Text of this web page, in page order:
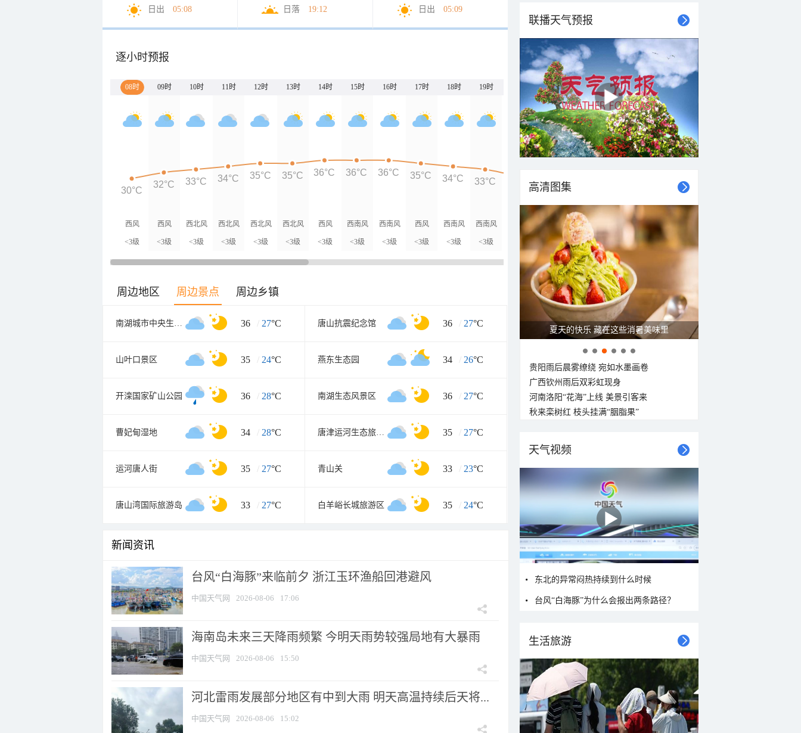
日出 05:08 日落 19:12 日出 05:09
逐小时预报
08时 09时 10时 11时 12时 13时 14时 15时 16时 17时 18时 19时 21时 22时 23时 00时 01时
西风
<3级
西风
<3级
西北风
<3级
西北风
<3级
西北风
<3级
西北风
<3级
西风
<3级
西南风
<3级
西南风
<3级
西风
<3级
西南风
<3级
西南风
<3级
西风
<3级
西南风
<3级
西南风
<3级
西南风
<3级
西风
30°C
32°C 33°C 34°C 35°C 35°C 36°C 36°C 36°C 35°C 34°C 33°C
30°C 30°C
28°C
周边地区 周边景点 周边乡镇
南湖城市中央生态公园 36 / 27°C 唐山抗震纪念馆 36 / 27°C
山叶口景区 35 / 24°C 燕东生态园 34 / 26°C
开滦国家矿山公园 36 / 28°C 南湖生态风景区 36 / 27°C
曹妃甸湿地 34 / 28°C 唐津运河生态旅游度假景区 35 / 27°C
运河唐人街 35 / 27°C 青山关 33 / 23°C
唐山湾国际旅游岛 33 / 27°C 白羊峪长城旅游区 35 / 24°C
新闻资讯
台风“白海豚”来临前夕 浙江玉环渔船回港避风
中国天气网 2026-08-06 17:06
海南岛未来三天降雨频繁 今明天雨势较强局地有大暴雨
中国天气网 2026-08-06 15:50
河北雷雨发展部分地区有中到大雨 明天高温持续后天将...
中国天气网 2026-08-06 15:02
联播天气预报
高清图集
广西南宁：盛夏里的“绿野仙踪”
贵阳雨后晨雾缭绕 宛如水墨画卷
广西钦州雨后双彩虹现身
河南洛阳“花海”上线 美景引客来
秋来栾树红 枝头挂满“胭脂果”
天气视频
东北的异常闷热持续到什么时候
台风“白海豚”为什么会报出两条路径？
生活旅游